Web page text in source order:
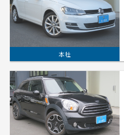
本社